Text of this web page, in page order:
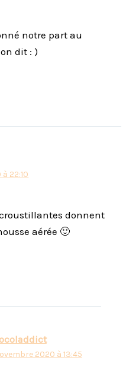
notre part au
dit : )
22:10
donnent
aérée 🙂
2020 à 13:45